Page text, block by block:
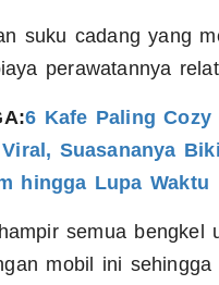
suku cadang yang
perawatannya
6 Kafe Paling
Suasananya
hingga Lupa Waktu
semua bengkel
mobil ini sehingga